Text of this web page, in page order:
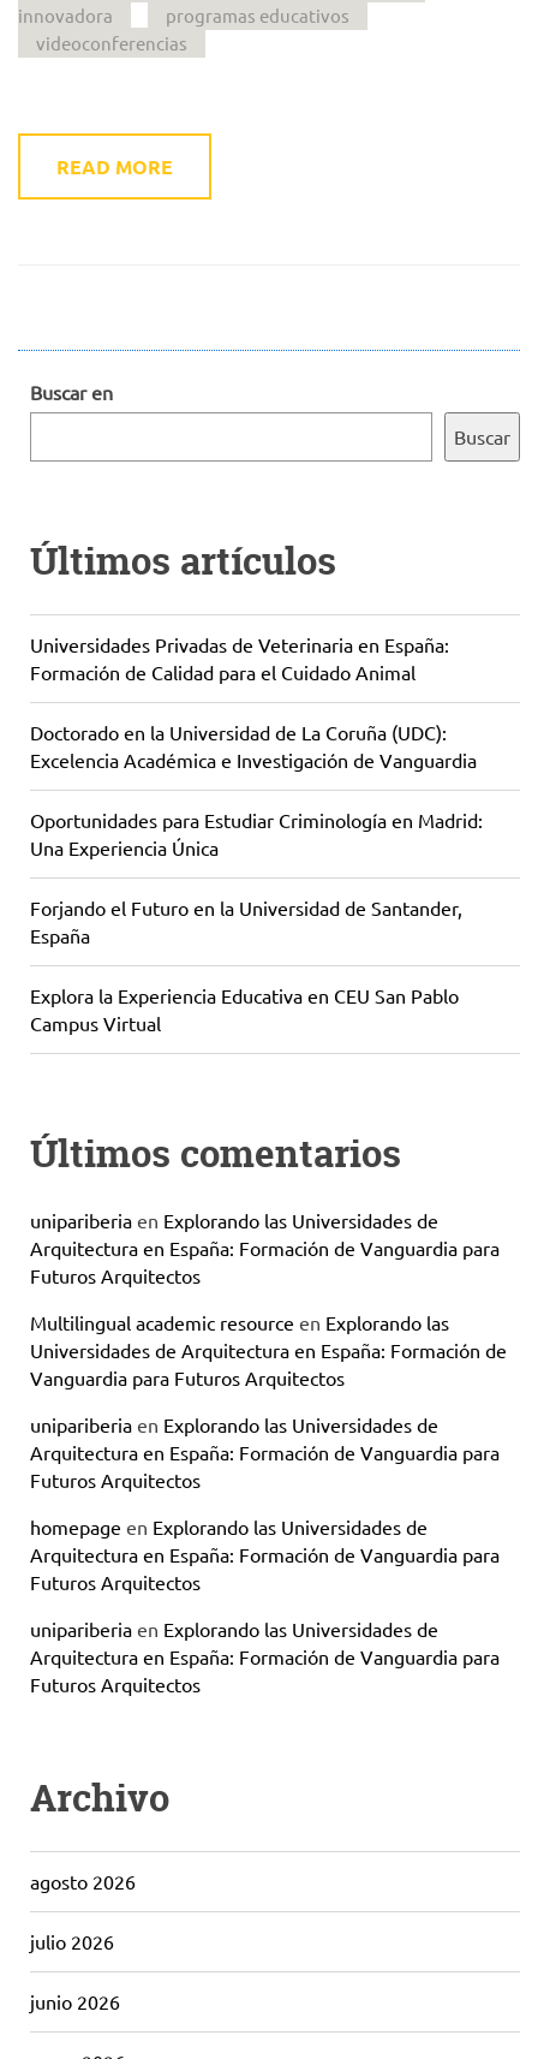
innovadora
programas educativos
videoconferencias
READ MORE
Buscar en
Buscar
Últimos artículos
Universidades Privadas de Veterinaria en España:
Formación de Calidad para el Cuidado Animal
Doctorado en la Universidad de La Coruña (UDC):
Excelencia Académica e Investigación de Vanguardia
Oportunidades para Estudiar Criminología en Madrid:
Una Experiencia Única
Forjando el Futuro en la Universidad de Santander,
España
Explora la Experiencia Educativa en CEU San Pablo
Campus Virtual
Últimos comentarios
unipariberia en Explorando las Universidades de
Arquitectura en España: Formación de Vanguardia para
Futuros Arquitectos
Multilingual academic resource en Explorando las
Universidades de Arquitectura en España: Formación de
Vanguardia para Futuros Arquitectos
unipariberia en Explorando las Universidades de
Arquitectura en España: Formación de Vanguardia para
Futuros Arquitectos
homepage en Explorando las Universidades de
Arquitectura en España: Formación de Vanguardia para
Futuros Arquitectos
unipariberia en Explorando las Universidades de
Arquitectura en España: Formación de Vanguardia para
Futuros Arquitectos
Archivo
agosto 2026
julio 2026
junio 2026